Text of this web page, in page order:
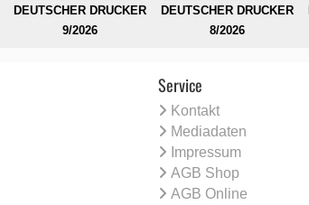
DEUTSCHER DRUCKER
9/2026
DEUTSCHER DRUCKER
8/2026
Service
Kontakt
Mediadaten
Impressum
AGB Shop
AGB Online